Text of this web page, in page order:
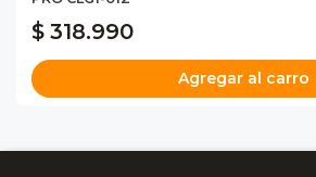
$ 318.990
Agregar al carro